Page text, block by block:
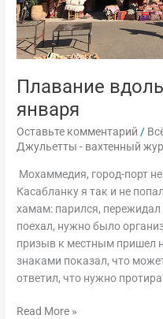
Плавание
января
Оставьте комментарий /
Джульетты - вахтенный
Мохаммедия, город-порт
Касабланку я так и не
хамам: парился,
поехал, нужно было
призыв к местным пришел
знаками показал, что
ответил, что нужно
Read More »